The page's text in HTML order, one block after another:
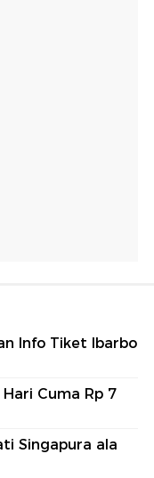
Info Tiket Ibarbo
Cuma Rp 7
Singapura ala